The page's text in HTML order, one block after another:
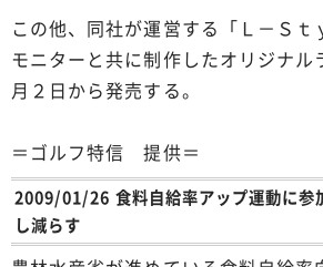
この他、同社が運営する「Ｌ－Ｓｔ
モニターと共に制作したオリジナル
月２日から発売する。
＝ゴルフ特信 提供＝
2009/01/26 食料自給率アップ運動に参
し減らす